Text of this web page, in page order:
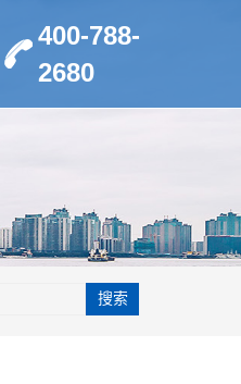
400-788-
2680
搜索